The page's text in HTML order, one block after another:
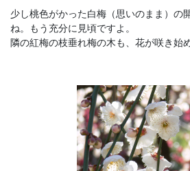
少し桃色がかった白梅（思いのまま）の
ね。もう充分に見頃ですよ。
隣の紅梅の枝垂れ梅の木も、花が咲き始